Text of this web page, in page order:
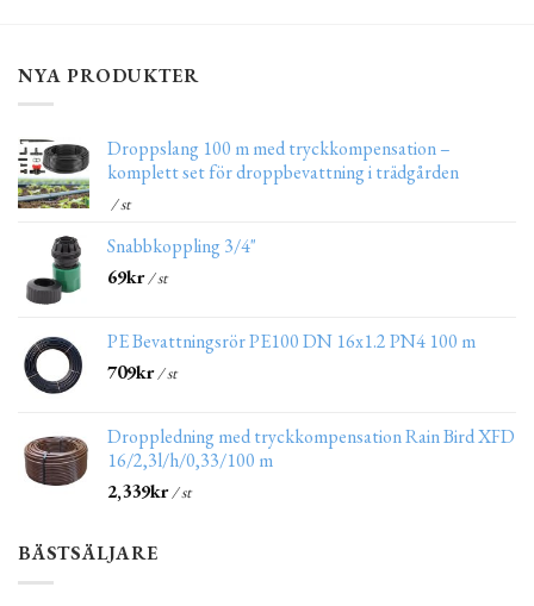
NYA PRODUKTER
Droppslang 100 m med tryckkompensation –
komplett set för droppbevattning i trädgården
/ st
Snabbkoppling 3/4"
69kr/ st
PE Bevattningsrör PE100 DN 16x1.2 PN4 100 m
709kr/ st
Droppledning med tryckkompensation Rain Bird XFD
16/2,3l/h/0,33/100 m
2,339kr/ st
BÄSTSÄLJARE